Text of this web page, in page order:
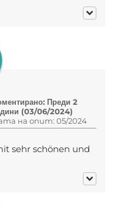
Преди 2
(03/06/2024)
на опит: 05/2024
sehr schönen und